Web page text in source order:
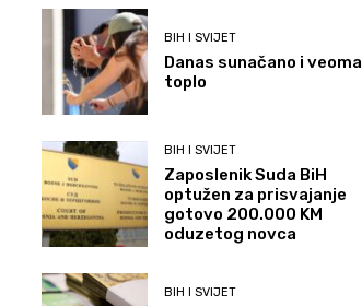
BIH I SVIJET
Danas sunačano i veoma
toplo
BIH I SVIJET
Zaposlenik Suda BiH
optužen za prisvajanje
gotovo 200.000 KM
oduzetog novca
BIH I SVIJET